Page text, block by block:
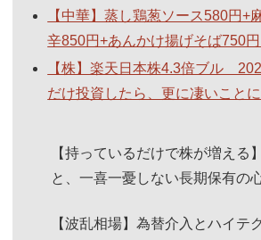
【中華】蒸し鶏葱ソース580円
辛850円+あんかけ揚げそば750円
【株】楽天日本株4.3倍ブル
だけ投資したら、更に凄いこと
【持っているだけで株が増える
と、一喜一憂しない長期保有の
【波乱相場】為替介入とハイテ